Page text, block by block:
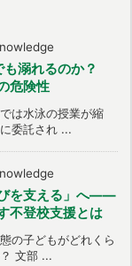
も溺れるのか？
危険性
は水泳の授業が縮
委託され ...
びを支える」へ――
不登校支援とは
の子どもがどれくら
文部 ...